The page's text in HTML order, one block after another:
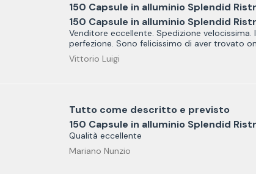
150 Capsule in alluminio Splendid
150 Capsule in alluminio Splendid
Venditore eccellente. Spedizione
perfezione. Sono felicissimo di aver trovato
Vittorio Luigi
Tutto come descritto e previsto
150 Capsule in alluminio Splendid
Qualità eccellente
Mariano Nunzio